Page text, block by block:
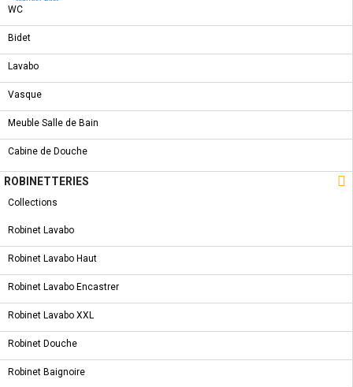
WC
Bidet
Lavabo
Vasque
Meuble Salle de Bain
Cabine de Douche
ROBINETTERIES 
Collections
Robinet Lavabo
Robinet Lavabo Haut
Robinet Lavabo Encastrer
Robinet Lavabo XXL
Robinet Douche
Robinet Baignoire
ROBINETTERIES DEBRA
REF : AR31801001
Confort 70
Bec 93
Aérateur orientable
Débit 12l/min
Fabriqué en Espagne
COMMANDER
CARACTÉRISTIQUES
FICHE TECHNIQUE
Dimensions
Finition